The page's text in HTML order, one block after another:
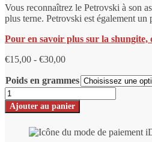
Vous reconnaîtrez le Petrovski à son
plus terne. Petrovski est également
Pour en savoir plus sur la shungite,
€15,00 - €30,00Fourchette
prix
:
de
15,00
à
Poids en grammes
Shungite
Elite
-
nombre
Ajouter au panier